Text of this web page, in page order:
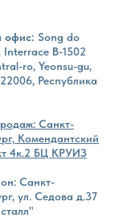
офис: Song do
Interrace B-1502
ro, Yeonsu-gu,
Республика
Санкт-
Комендантский
4к.2 БЦ КРУИЗ
Санкт-
ул. Седова д.37